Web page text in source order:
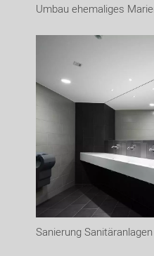
Umbau ehemaliges
Sanierung